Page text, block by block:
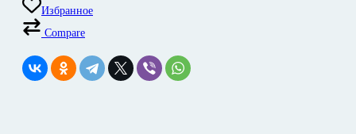
Избранное
Compare